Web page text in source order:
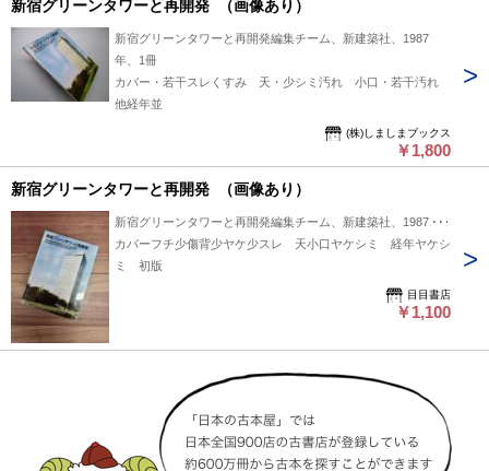
新宿グリーンタワーと再開発 （画像あり）
新宿グリーンタワーと再開発編集チーム、新建築社、1987
年、1冊
カバー・若干スレくすみ 天・少シミ汚れ 小口・若干汚れ
他経年並
(株)しましまブックス
￥1,800
新宿グリーンタワーと再開発 （画像あり）
新宿グリーンタワーと再開発編集チーム、新建築社、1987、1
カバーフチ少傷背少ヤケ少スレ 天小口ヤケシミ 経年ヤケシ
ミ 初版
目目書店
￥1,100